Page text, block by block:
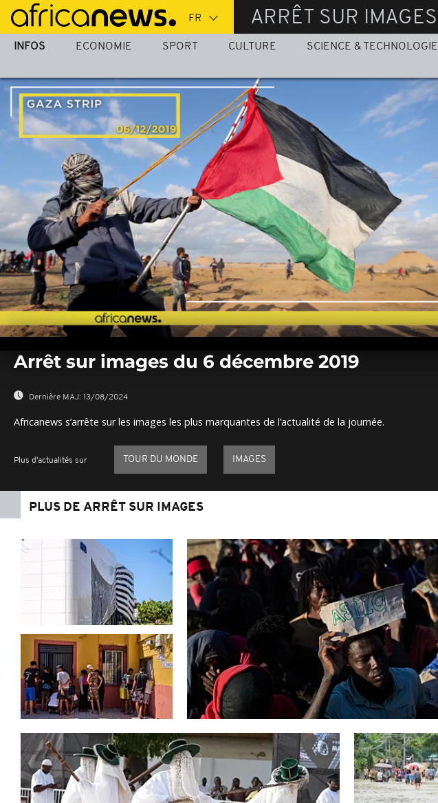
Passer
au
contenu
ARRÊT SUR IMAGES
INFOS ECONOMIE SPORT CULTURE SCIENCE & TECHNOLOGIE
seconds
0%
Arrêt sur images du 6 décembre 2019
Dernière MAJ: 13/08/2024
Africanews s’arrête sur les images les plus marquantes de l’actualité de la journée.
Plus d'actualités sur TOUR DU MONDE IMAGES
PLUS DE ARRÊT SUR IMAGES